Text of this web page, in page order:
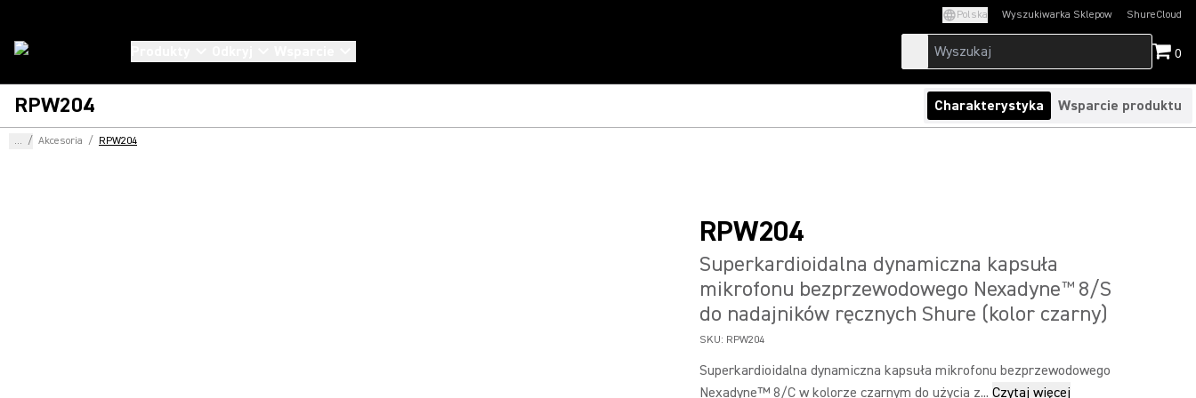
Polska Wyszukiwarka Sklepow ShureCloud
(Opens in a new
0
RPW204 Charakterystyka Wsparcie produktu
... / Akcesoria / RPW204
RPW204
Superkardioidalna dynamiczna kapsuła
mikrofonu bezprzewodowego Nexadyne™8/S
do nadajników ręcznych Shure (kolor czarny)
SKU: RPW204
Superkardioidalna dynamiczna kapsuła mikrofonu bezprzewodowego
Nexadyne™ 8/C w kolorze czarnym do użycia z... Czytaj więcej